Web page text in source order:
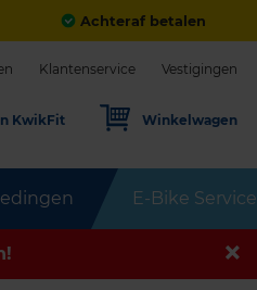
Achteraf betalen
E-Bike Service
Klantenservice Vestigingen
KwikFit Winkelwagen